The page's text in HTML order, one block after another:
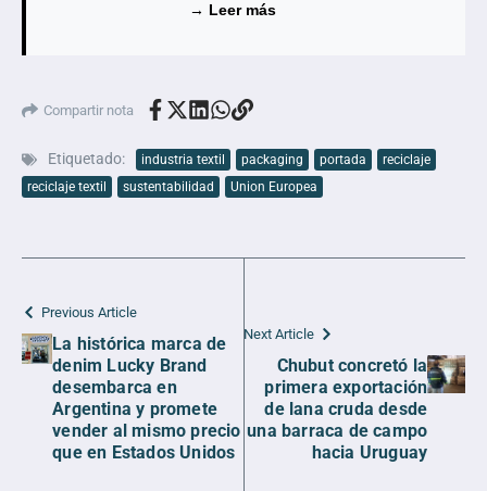
→ Leer más
Compartir nota
Etiquetado: industria textil packaging portada
reciclaje
reciclaje textil
sustentabilidad Union Europea
Previous Article
La histórica marca de
denim Lucky Brand
desembarca en
Argentina y promete
vender al mismo precio
que en Estados Unidos
Next Article
Chubut concretó la
primera exportación
de lana cruda desde
una barraca de campo
hacia Uruguay